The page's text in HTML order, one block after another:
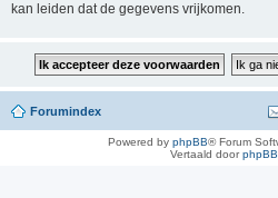
kan leiden dat de gegevens vrijkomen.
Forumindex
Powered by phpBB® Forum
Vertaald door